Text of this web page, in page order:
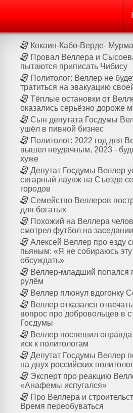
Кокаин-Кабо-Верде-
Провал Веллера и
пытаются приписать Чибису
Политолог: Веллер не
тратиться на эвакуацию
Тёплые остановки от
оказались серьёзно дороже
Сын депутата Госдумы
ушёл в пивной бизнес
Политолог: 2022 год для
вышел неудачным, 2023 -
хуже
Депутат Госдумы Веллер
сигарный лаунж на Cъезде
городов
Семейство Веллеров
для богатых
Похожий на Веллера
смотрел футбол на
Алексей Веллер про езду
пьяным: «Я не собираюсь
обсуждать»
Веллер-младший попался
рулём
Веллер плюнул вдогонку
Веллер отказался
вопрос про добровольцев в
Госдумы
Веллер поспешил
иск к политологам
Депутат Госдумы Веллер
на двух российских
Эксперт про реакцию
«Анафемы испугался»
Про Веллера и
Время переобуваться